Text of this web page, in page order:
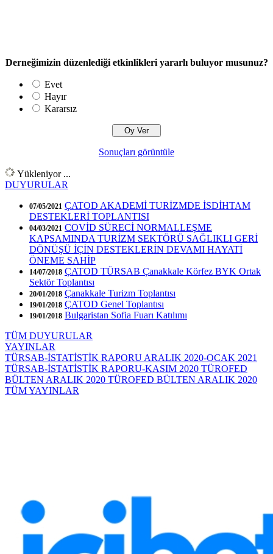
Derneğimizin düzenlediği etkinlikleri yararlı buluyor musunuz?
Evet
Hayır
Kararsız
Sonuçları görüntüle
Yükleniyor ...
DUYURULAR
07/05/2021 ÇATOD AKADEMİ TURİZMDE İSDİHTAM
DESTEKLERİ TOPLANTISI
04/03/2021 COVİD SÜRECİ NORMALLEŞME
KAPSAMINDA TURİZM SEKTÖRÜ SAĞLIKLI GERİ
DÖNÜŞÜ İÇİN DESTEKLERİN DEVAMI HAYATİ
ÖNEME SAHİP
14/07/2018 ÇATOD TÜRSAB Çanakkale Körfez BYK Ortak
Sektör Toplantısı
20/01/2018 Çanakkale Turizm Toplantısı
19/01/2018 ÇATOD Genel Toplantısı
19/01/2018 Bulgaristan Sofia Fuarı Katılımı
TÜM DUYURULAR
YAYINLAR
TÜRSAB-İSTATİSTİK RAPORU ARALIK 2020-OCAK 2021
TÜRSAB-İSTATİSTİK RAPORU-KASIM 2020 TÜROFED
BÜLTEN ARALIK 2020 TÜROFED BÜLTEN ARALIK 2020
TÜM YAYINLAR